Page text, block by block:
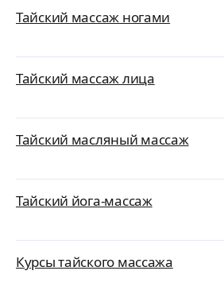
Тайский массаж ногами
Тайский массаж лица
Тайский масляный массаж
Тайский йога-массаж
Курсы тайского массажа